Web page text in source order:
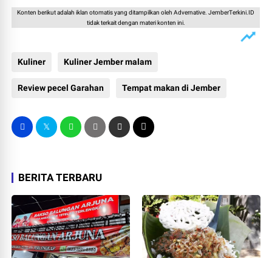
Konten berikut adalah iklan otomatis yang ditampilkan oleh Advernative. JemberTerkini.ID
tidak terkait dengan materi konten ini.
Kuliner Kuliner Jember malam
Review pecel Garahan Tempat makan di Jember
BERITA TERBARU